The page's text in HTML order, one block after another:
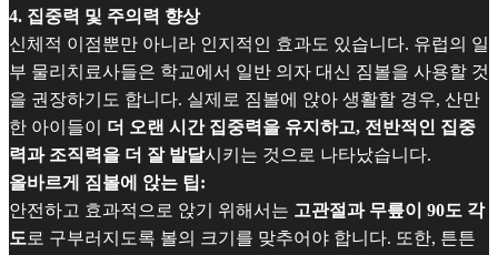
4. 집중력 및 주의력 향상
신체적 이점뿐만 아니라 인지적인 효과도 있습니다. 유럽의 일
부 물리치료사들은 학교에서 일반 의자 대신 짐볼을 사용할 것
을 권장하기도 합니다. 실제로 짐볼에 앉아 생활할 경우, 산만
한 아이들이 더 오랜 시간 집중력을 유지하고, 전반적인 집중
력과 조직력을 더 잘 발달시키는 것으로 나타났습니다.
올바르게 짐볼에 앉는 팁:
안전하고 효과적으로 앉기 위해서는 고관절과 무릎이 90도 각
도 로 구부러지도록 볼의 크기를 맞추어야 합니다. 또한, 튼튼